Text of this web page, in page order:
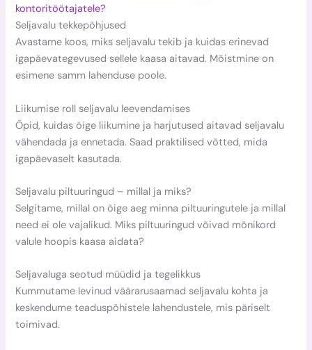
kontoritöötajatele?
Seljavalu tekkepõhjused
Avastame koos, miks seljavalu tekib ja kuidas erinevad
igapäevategevused sellele kaasa aitavad. Mõistmine on
esimene samm lahenduse poole.
Liikumise roll seljavalu leevendamises
Õpid, kuidas õige liikumine ja harjutused aitavad seljavalu
vähendada ja ennetada. Saad praktilised võtted, mida
igapäevaselt kasutada.
Seljavalu piltuuringud – millal ja miks?
Selgitame, millal on õige aeg minna piltuuringutele ja millal
need ei ole vajalikud. Miks piltuuringud võivad mõnikord
valule hoopis kaasa aidata?
Seljavaluga seotud müüdid ja tegelikkus
Kummutame levinud väärarusaamad seljavalu kohta ja
keskendume teaduspõhistele lahendustele, mis päriselt
toimivad.